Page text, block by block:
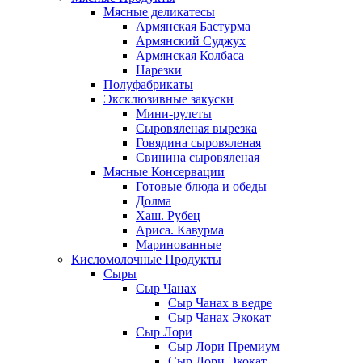
Мясные деликатесы
Армянская Бастурма
Армянский Суджух
Армянская Колбаса
Нарезки
Полуфабрикаты
Эксклюзивные закуски
Мини-рулеты
Сыровяленая вырезка
Говядина сыровяленая
Свинина сыровяленая
Мясные Консервации
Готовые блюда и обеды
Долма
Хаш. Рубец
Ариса. Кавурма
Маринованные
Кисломолочные Продукты
Сыры
Сыр Чанах
Сыр Чанах в ведре
Сыр Чанах Экокат
Сыр Лори
Сыр Лори Премиум